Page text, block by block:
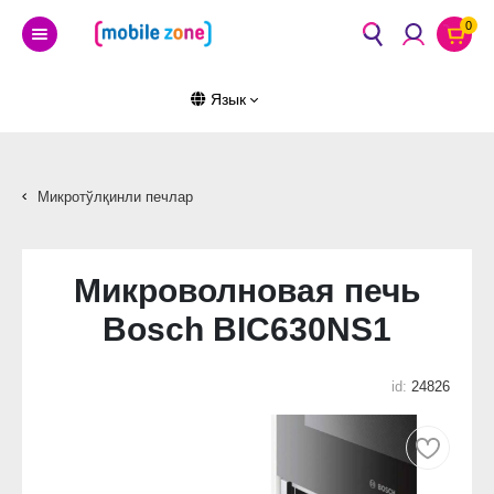
0
Язык
Микротўлқинли печлар
Микроволновая печь
Bosch BIC630NS1
id: 24826